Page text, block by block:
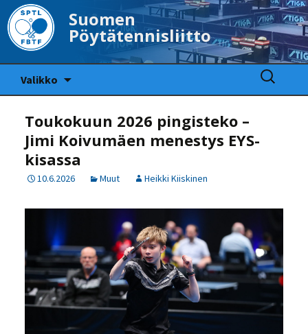
Suomen
Pöytätennisliitto
Valikko
Haku:
Toukokuun 2026 pingisteko –
Jimi Koivumäen menestys EYS-
kisassa
10.6.2026 Muut Heikki Kiiskinen